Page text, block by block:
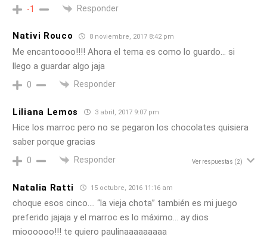
-1 Responder
Nativi Rouco 8 noviembre, 2017 8:42 pm
Me encantoooo!!!! Ahora el tema es como lo guardo… si
llego a guardar algo jaja
0 Responder
Liliana Lemos 3 abril, 2017 9:07 pm
Hice los marroc pero no se pegaron los chocolates quisiera
saber porque gracias
0 Responder Ver respuestas (2)
Natalia Ratti 15 octubre, 2016 11:16 am
choque esos cinco…. “la vieja chota” también es mi juego
preferido jajaja y el marroc es lo máximo… ay dios
mioooooo!!! te quiero paulinaaaaaaaaa